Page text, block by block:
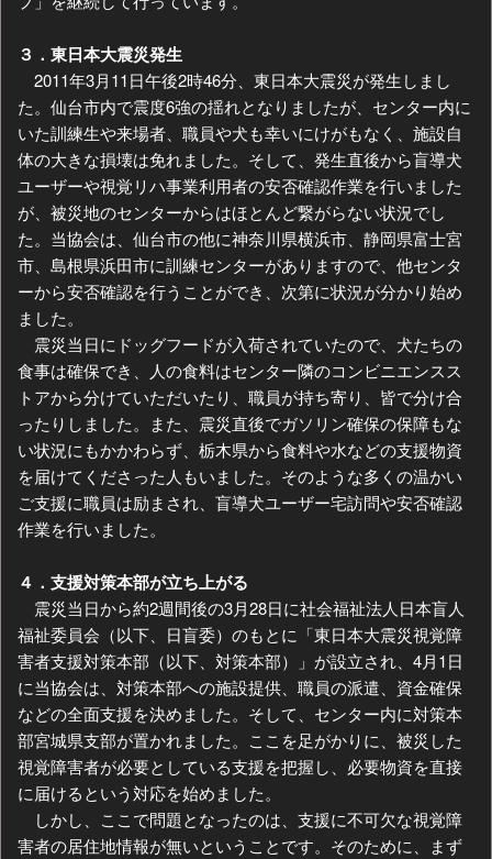
３．東日本大震災発生
2011年3月11日午後2時46分、東日本大震災が発生しまし
た。仙台市内で震度6強の揺れとなりましたが、センター内に
いた訓練生や来場者、職員や犬も幸いにけがもなく、施設自
体の大きな損壊は免れました。そして、発生直後から盲導犬
ユーザーや視覚リハ事業利用者の安否確認作業を行いました
が、被災地のセンターからはほとんど繋がらない状況でし
た。当協会は、仙台市の他に神奈川県横浜市、静岡県富士宮
市、島根県浜田市に訓練センターがありますので、他センタ
ーから安否確認を行うことができ、次第に状況が分かり始め
ました。
震災当日にドッグフードが入荷されていたので、犬たちの
食事は確保でき、人の食料はセンター隣のコンビニエンスス
トアから分けていただいたり、職員が持ち寄り、皆で分け合
ったりしました。また、震災直後でガソリン確保の保障もな
い状況にもかかわらず、栃木県から食料や水などの支援物資
を届けてくださった人もいました。そのような多くの温かい
ご支援に職員は励まされ、盲導犬ユーザー宅訪問や安否確認
作業を行いました。
４．支援対策本部が立ち上がる
震災当日から約2週間後の3月28日に社会福祉法人日本盲人
福祉委員会（以下、日盲委）のもとに「東日本大震災視覚障
害者支援対策本部（以下、対策本部）」が設立され、4月1日
に当協会は、対策本部への施設提供、職員の派遣、資金確保
などの全面支援を決めました。そして、センター内に対策本
部宮城県支部が置かれました。ここを足がかりに、被災した
視覚障害者が必要としている支援を把握し、必要物資を直接
に届けるという対応を始めました。
しかし、ここで問題となったのは、支援に不可欠な視覚障
害者の居住地情報が無いということです。そのために、まず